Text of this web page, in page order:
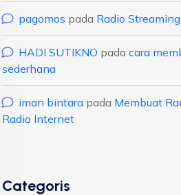
pagomos pada Radio Streaming
HADI SUTIKNO pada cara
sederhana
iman bintara pada Membuat
Radio Internet
Categoris